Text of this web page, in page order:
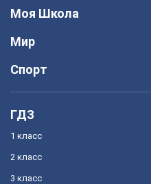
Моя Школа
Мир
Спорт
ГДЗ
1 класс
2 класс
3 класс